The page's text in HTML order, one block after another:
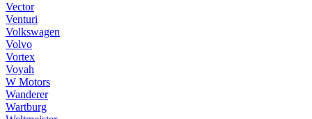
Vector
Venturi
Volkswagen
Volvo
Vortex
Voyah
W Motors
Wanderer
Wartburg